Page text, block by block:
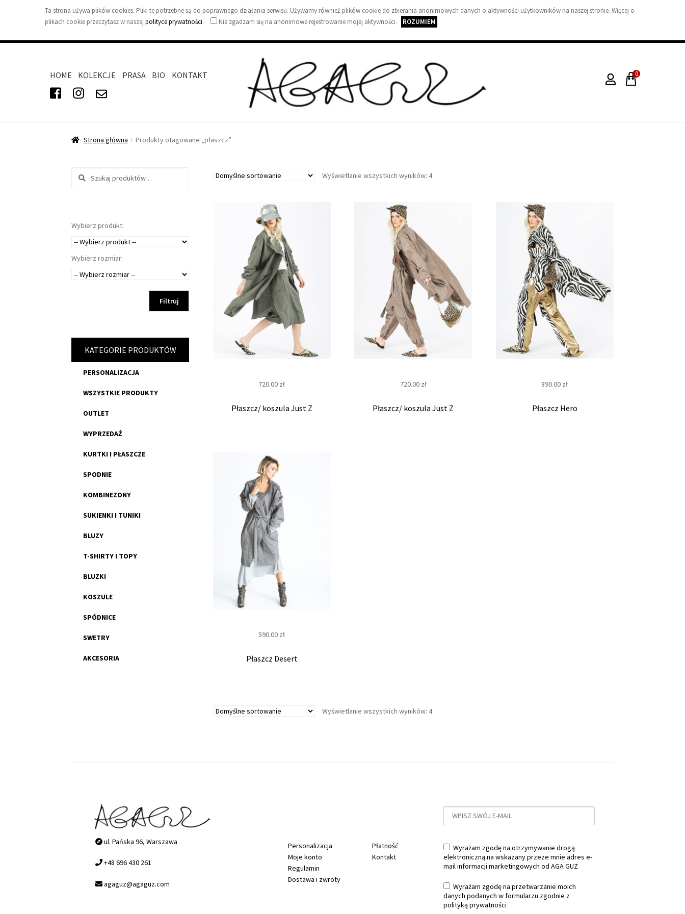
Ta strona używa plików cookies. Pliki te potrzebne są do poprawnego działania serwisu. Używamy również plików cookie do zbierania anonimowych danych o aktywności użytkowników na naszej stronie. Więcej o
plikach cookie przeczytasz w naszej polityce prywatności. Nie zgadzam się na anonimowe rejestrowanie mojej aktywności. ROZUMIEM
HOME KOLEKCJE PRASA BIO KONTAKT
A
G
p
n
0
Strona główna Produkty otagowane „płaszcz”
Wyświetlanie wszystkich wyników: 4
720.00 zł
Płaszcz/ koszula Just Z
720.00 zł
Płaszcz/ koszula Just Z
890.00 zł
Płaszcz Hero
590.00 zł
Płaszcz Desert
Wyświetlanie wszystkich wyników: 4
Szukaj:
Wybierz produkt:
Wybierz rozmiar:
Filtruj
KATEGORIE PRODUKTÓW
PERSONALIZACJA
WSZYSTKIE PRODUKTY
OUTLET
WYPRZEDAŻ
KURTKI I PŁASZCZE
SPODNIE
KOMBINEZONY
SUKIENKI I TUNIKI
BLUZY
T-SHIRTY I TOPY
BLUZKI
KOSZULE
SPÓDNICE
SWETRY
AKCESORIA
ul. Pańska 96, Warszawa
+48 696 430 261
agaguz@agaguz.com
Personalizacja
Moje konto
Regulamin
Dostawa i zwroty
Płatność
Kontakt
Wyrażam zgodę na otrzymywanie drogą
elektroniczną na wskazany przeze mnie adres e-
mail informacji marketingowych od AGA GUZ
Wyrażam zgodę na przetwarzanie moich
danych podanych w formularzu zgodnie z
polityką prywatności